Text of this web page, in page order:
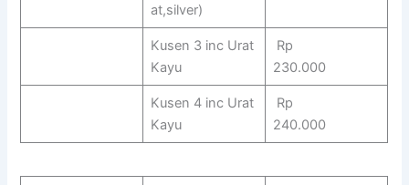
at,silver)
Kusen 3 inc Urat
Kayu
Rp
230.000
Kusen 4 inc Urat
Kayu
Rp
240.000